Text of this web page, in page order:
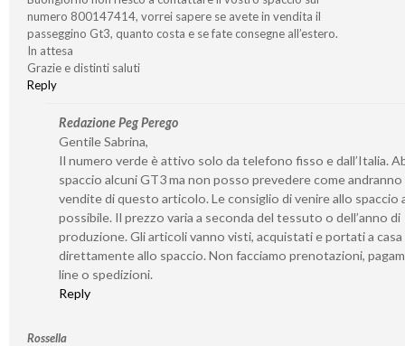
numero 800147414, vorrei sapere se avete in vendita il
passeggino Gt3, quanto costa e se fate consegne all’estero.
In attesa
Grazie e distinti saluti
Reply
Redazione Peg Perego
Gentile Sabrina,
Il numero verde è attivo solo da telefono fisso e dall’Italia.
spaccio alcuni GT3 ma non posso prevedere come andranno
vendite di questo articolo. Le consiglio di venire allo spaccio
possibile. Il prezzo varia a seconda del tessuto o dell’anno di
produzione. Gli articoli vanno visti, acquistati e portati a casa
direttamente allo spaccio. Non facciamo prenotazioni,
line o spedizioni.
Reply
Rossella